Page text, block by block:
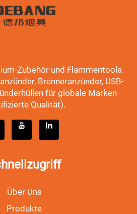
Zubehör und Flammentools.
Brenneranzünder, USB-
für globale Marken
Qualität).
Über Uns
Produkte